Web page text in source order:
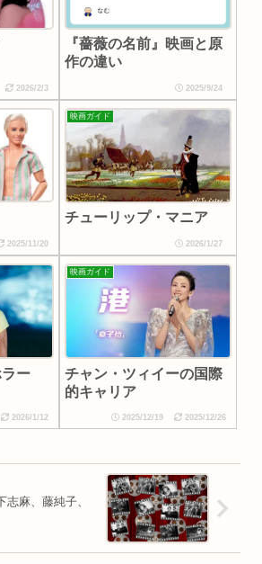
2026/2/3
『薔薇の名前』映画と原
作の違い
2025/9/24
2025/11/20
映画ガイド
チューリップ・マニア
2026/1/27
ー
2026/1/12
映画ガイド
チャン・ツィイーの国際
的キャリア
2025/12/19 2025/12/26
麻、藤純子、